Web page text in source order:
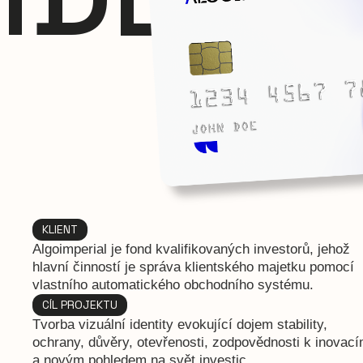
KLIENT
Algoimperial je fond kvalifikovaných investorů, jehož
hlavní činností je správa klientského majetku pomocí
vlastního automatického obchodního systému.
CÍL PROJEKTU
Tvorba vizuální identity evokující dojem stability,
ochrany, důvěry, otevřenosti, zodpovědnosti k